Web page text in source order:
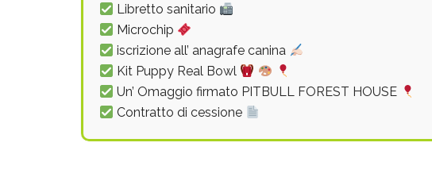
Libretto sanitario
Microchip
iscrizione all’ anagrafe canina
Kit Puppy Real Bowl
Un’ Omaggio firmato PITBULL FOREST HOUSE
Contratto di cessione